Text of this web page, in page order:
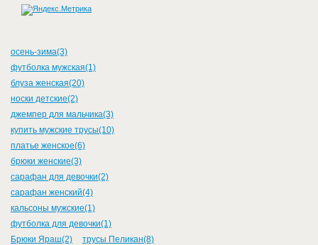
осень-зима(3)
футболка мужская(1)
блуза женская(20)
носки детские(2)
джемпер для мальчика(3)
купить мужские трусы(10)
платье женское(6)
брюки женские(3)
сарафан для девочки(2)
сарафан женский(4)
кальсоны мужские(1)
футболка для девочки(1)
Брюки Яраш(2)
трусы Пеликан(8)